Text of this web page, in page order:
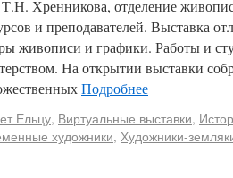
Т.Н. Хренникова, отделение
и преподавателей. Выставка
живописи и графики. Работы и
На открытии выставки
Подробнее
Ельцу, Виртуальные выставки,
художники, Художники-